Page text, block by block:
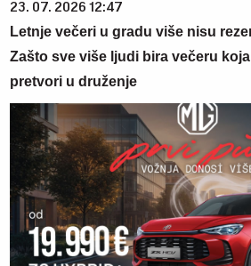
23. 07. 2026 12:47
Letnje večeri u gradu više nisu
Zašto sve više ljudi bira večeru
pretvori u druženje